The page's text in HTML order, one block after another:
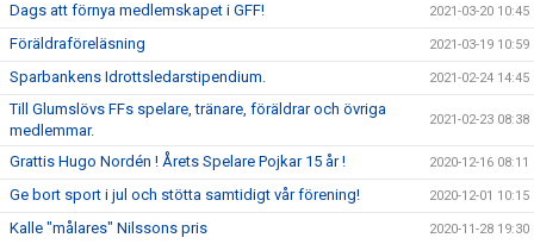
Dags att förnya medlemskapet i GFF! 2021-03-20 10:45
Föräldraföreläsning 2021-03-19 10:59
Sparbankens Idrottsledarstipendium. 2021-02-24 14:45
Till Glumslövs FFs spelare, tränare, föräldrar och övriga
medlemmar.
2021-02-23 08:38
Grattis Hugo Nordén ! Årets Spelare Pojkar 15 år ! 2020-12-16 08:11
Ge bort sport i jul och stötta samtidigt vår förening! 2020-12-01 10:15
Kalle "målares" Nilssons pris 2020-11-28 19:30